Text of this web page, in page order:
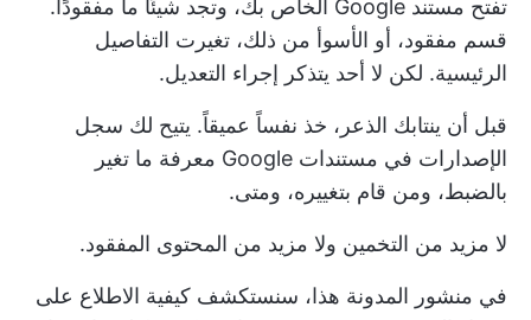
تفتح مستند Google الخاص بك، وتجد شيئًا ما مفقودًا.
قسم مفقود، أو الأسوأ من ذلك، تغيرت التفاصيل
الرئيسية. لكن لا أحد يتذكر إجراء التعديل.
قبل أن ينتابك الذعر، خذ نفساً عميقاً. يتيح لك سجل
الإصدارات في مستندات Google معرفة ما تغير
بالضبط، ومن قام بتغييره، ومتى.
لا مزيد من التخمين ولا مزيد من المحتوى المفقود.
في منشور المدونة هذا، سنستكشف كيفية الاطلاع على